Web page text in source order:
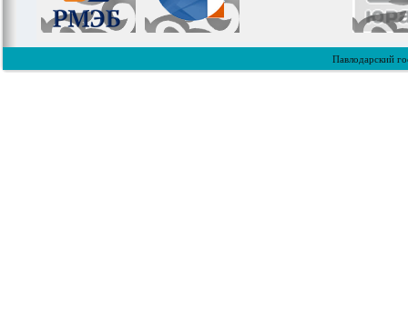
Павлодарский